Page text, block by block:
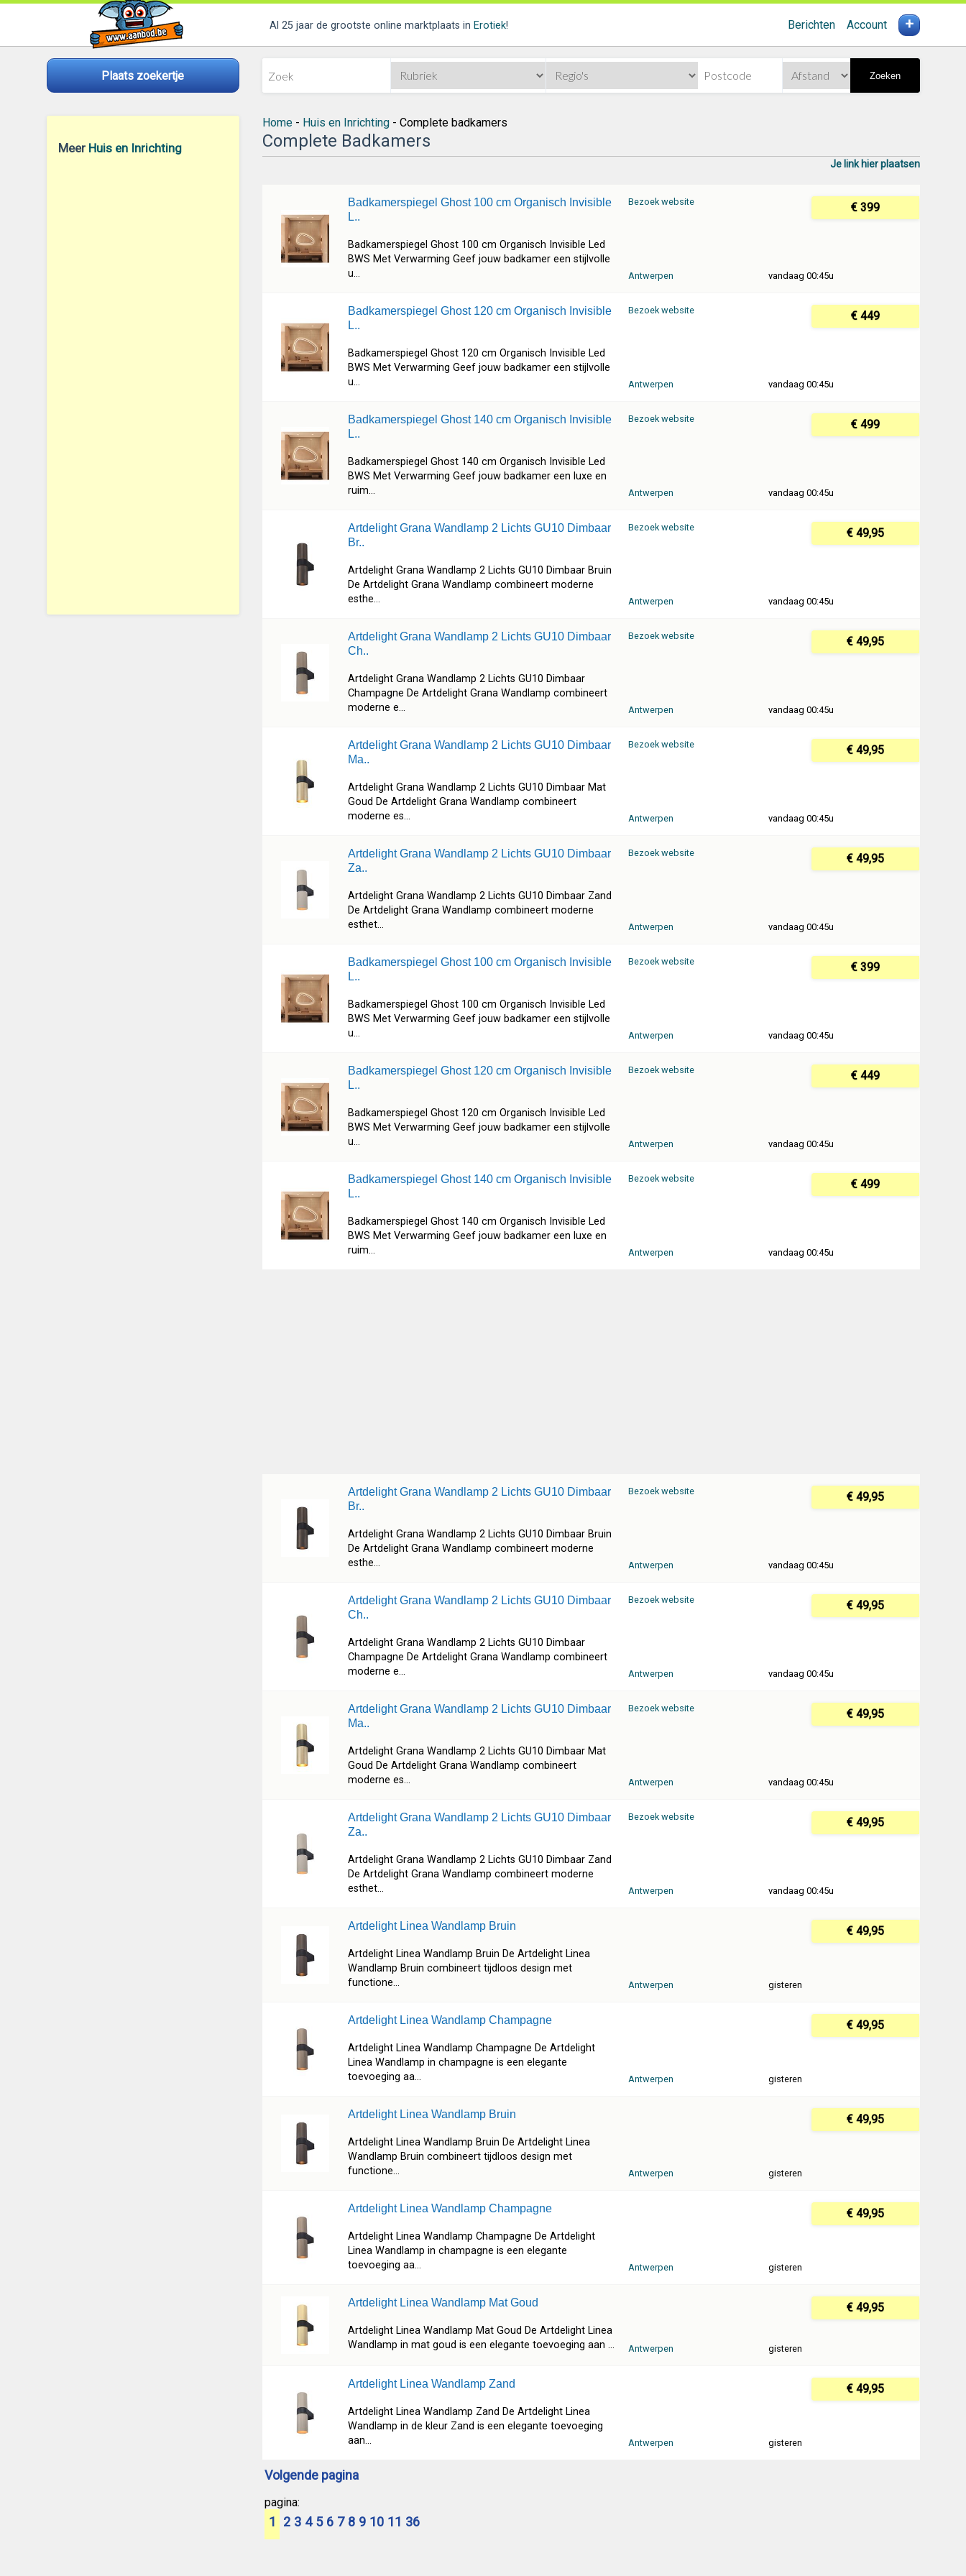
Al 25 jaar de grootste online marktplaats in Erotiek! Berichten Account +
Plaats zoekertje Zoeken
Meer Huis en Inrichting
Home- Huis en Inrichting- Complete badkamers
Complete Badkamers
Je link hier plaatsen
Badkamerspiegel Ghost 100 cm Organisch Invisible
L..
Badkamerspiegel Ghost 100 cm Organisch Invisible Led
BWS Met Verwarming Geef jouw badkamer een stijlvolle
u...
Bezoek website € 399
Antwerpen vandaag 00:45u
Badkamerspiegel Ghost 120 cm Organisch Invisible
L..
Badkamerspiegel Ghost 120 cm Organisch Invisible Led
BWS Met Verwarming Geef jouw badkamer een stijlvolle
u...
Bezoek website € 449
Antwerpen vandaag 00:45u
Badkamerspiegel Ghost 140 cm Organisch Invisible
L..
Badkamerspiegel Ghost 140 cm Organisch Invisible Led
BWS Met Verwarming Geef jouw badkamer een luxe en
ruim...
Bezoek website € 499
Antwerpen vandaag 00:45u
Artdelight Grana Wandlamp 2 Lichts GU10 Dimbaar
Br..
Artdelight Grana Wandlamp 2 Lichts GU10 Dimbaar Bruin
De Artdelight Grana Wandlamp combineert moderne
esthe...
Bezoek website € 49,95
Antwerpen vandaag 00:45u
Artdelight Grana Wandlamp 2 Lichts GU10 Dimbaar
Ch..
Artdelight Grana Wandlamp 2 Lichts GU10 Dimbaar
Champagne De Artdelight Grana Wandlamp combineert
moderne e...
Bezoek website € 49,95
Antwerpen vandaag 00:45u
Artdelight Grana Wandlamp 2 Lichts GU10 Dimbaar
Ma..
Artdelight Grana Wandlamp 2 Lichts GU10 Dimbaar Mat
Goud De Artdelight Grana Wandlamp combineert
moderne es...
Bezoek website € 49,95
Antwerpen vandaag 00:45u
Artdelight Grana Wandlamp 2 Lichts GU10 Dimbaar
Za..
Artdelight Grana Wandlamp 2 Lichts GU10 Dimbaar Zand
De Artdelight Grana Wandlamp combineert moderne
esthet...
Bezoek website € 49,95
Antwerpen vandaag 00:45u
Badkamerspiegel Ghost 100 cm Organisch Invisible
L..
Badkamerspiegel Ghost 100 cm Organisch Invisible Led
BWS Met Verwarming Geef jouw badkamer een stijlvolle
u...
Bezoek website € 399
Antwerpen vandaag 00:45u
Badkamerspiegel Ghost 120 cm Organisch Invisible
L..
Badkamerspiegel Ghost 120 cm Organisch Invisible Led
BWS Met Verwarming Geef jouw badkamer een stijlvolle
u...
Bezoek website € 449
Antwerpen vandaag 00:45u
Badkamerspiegel Ghost 140 cm Organisch Invisible
L..
Badkamerspiegel Ghost 140 cm Organisch Invisible Led
BWS Met Verwarming Geef jouw badkamer een luxe en
ruim...
Bezoek website € 499
Antwerpen vandaag 00:45u
Artdelight Grana Wandlamp 2 Lichts GU10 Dimbaar
Br..
Artdelight Grana Wandlamp 2 Lichts GU10 Dimbaar Bruin
De Artdelight Grana Wandlamp combineert moderne
esthe...
Bezoek website € 49,95
Antwerpen vandaag 00:45u
Artdelight Grana Wandlamp 2 Lichts GU10 Dimbaar
Ch..
Artdelight Grana Wandlamp 2 Lichts GU10 Dimbaar
Champagne De Artdelight Grana Wandlamp combineert
moderne e...
Bezoek website € 49,95
Antwerpen vandaag 00:45u
Artdelight Grana Wandlamp 2 Lichts GU10 Dimbaar
Ma..
Artdelight Grana Wandlamp 2 Lichts GU10 Dimbaar Mat
Goud De Artdelight Grana Wandlamp combineert
moderne es...
Bezoek website € 49,95
Antwerpen vandaag 00:45u
Artdelight Grana Wandlamp 2 Lichts GU10 Dimbaar
Za..
Artdelight Grana Wandlamp 2 Lichts GU10 Dimbaar Zand
De Artdelight Grana Wandlamp combineert moderne
esthet...
Bezoek website € 49,95
Antwerpen vandaag 00:45u
Artdelight Linea Wandlamp Bruin
Artdelight Linea Wandlamp Bruin De Artdelight Linea
Wandlamp Bruin combineert tijdloos design met
functione...
€ 49,95
Antwerpen gisteren
Artdelight Linea Wandlamp Champagne
Artdelight Linea Wandlamp Champagne De Artdelight
Linea Wandlamp in champagne is een elegante
toevoeging aa...
€ 49,95
Antwerpen gisteren
Artdelight Linea Wandlamp Bruin
Artdelight Linea Wandlamp Bruin De Artdelight Linea
Wandlamp Bruin combineert tijdloos design met
functione...
€ 49,95
Antwerpen gisteren
Artdelight Linea Wandlamp Champagne
Artdelight Linea Wandlamp Champagne De Artdelight
Linea Wandlamp in champagne is een elegante
toevoeging aa...
€ 49,95
Antwerpen gisteren
Artdelight Linea Wandlamp Mat Goud
Artdelight Linea Wandlamp Mat Goud De Artdelight Linea
Wandlamp in mat goud is een elegante toevoeging aan ...
€ 49,95
Antwerpen gisteren
Artdelight Linea Wandlamp Zand
Artdelight Linea Wandlamp Zand De Artdelight Linea
Wandlamp in de kleur Zand is een elegante toevoeging
aan...
€ 49,95
Antwerpen gisteren
Volgende pagina
pagina:
1 2 3 4 5 6 7 8 9 10 11 36